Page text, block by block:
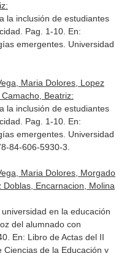
la inclusión de estudiantes
Pag. 1-10. En:
emergentes. Universidad
Maria Dolores, Lopez
Beatriz:
la inclusión de estudiantes
Pag. 1-10. En:
emergentes. Universidad
84-606-5930-3.
Maria Dolores, Morgado
Encarnacion, Molina
en la educación
del alumnado con
En: Libro de Actas del II
de la Educación y